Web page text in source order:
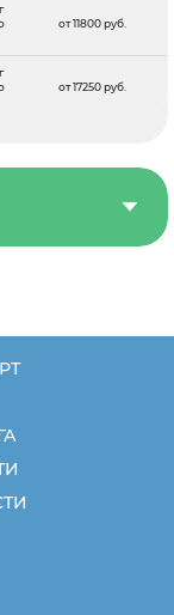
от 11800 руб.
от 17250 руб.